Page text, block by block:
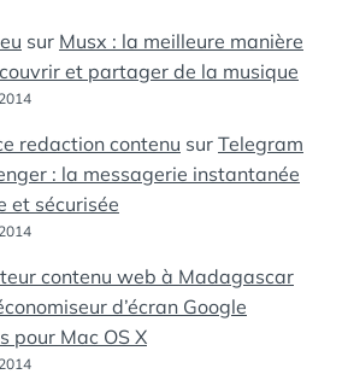
sur Musx : la meilleure manière
et partager de la musique
redaction contenu sur Telegram
: la messagerie instantanée
et sécurisée
contenu web à Madagascar
d’écran Google
pour Mac OS X